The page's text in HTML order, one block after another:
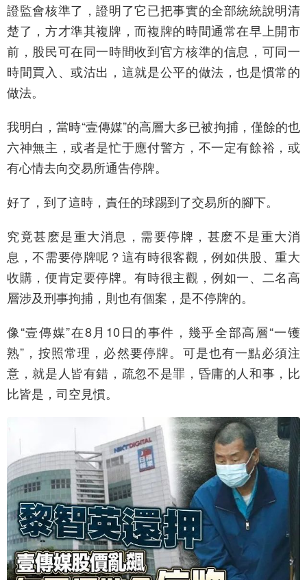
證監會核準了，證明了它已把事實的全部統統說明清
楚了，方才準其複牌，而複牌的時間通常在早上開市
前，股民可在同一時間收到官方核準的信息，可同一
時間買入、或沽出，這就是公平的做法，也是慣常的
做法。
我明白，當時“壹傳媒”的高層大多已被拘捕，僅餘的也
六神無主，或者是忙于應付警方，不一定有餘裕，或
有心情去向交易所通告停牌。
好了，到了這時，責任的球踢到了交易所的腳下。
究竟甚麽是重大消息，需要停牌，甚麽不是重大消
息，不需要停牌呢？這有時很客觀，例如供股、重大
收購，便肯定要停牌。有時很主觀，例如一、二名高
層涉及刑事拘捕，則也有個案，是不停牌的。
像“壹傳媒”在8月10日的事件，幾乎全部高層“一镬
熟”，按照常理，必然要停牌。可是也有一點必須注
意，就是人皆有錯，疏忽不是罪，昏庸的人和事，比
比皆是，司空見慣。